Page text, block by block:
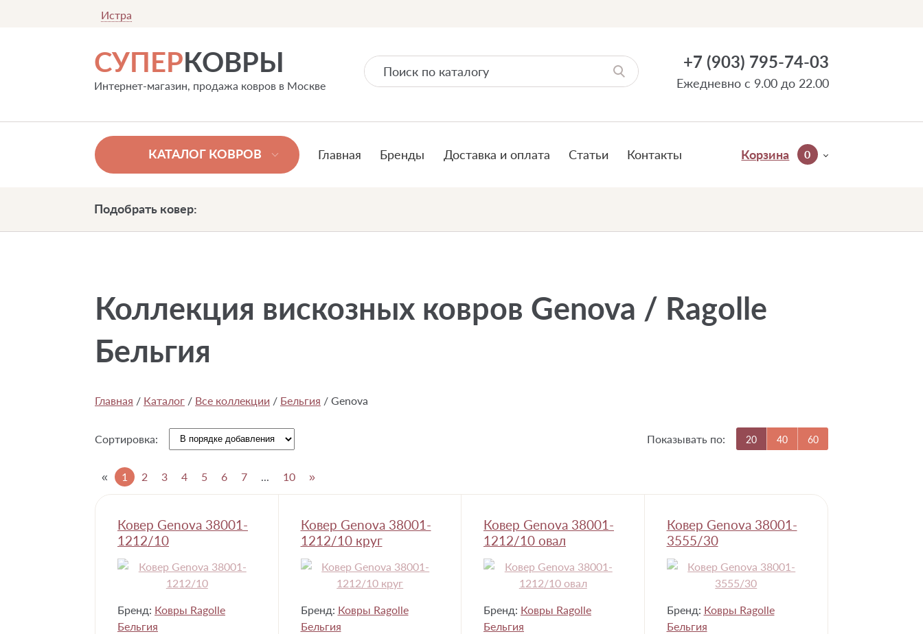
Истра
СУПЕРКОВРЫ
Интернет-магазин, продажа ковров в Москве
+7 (903) 795-74-03
Ежедневно с 9.00 до 22.00
КАТАЛОГ КОВРОВ Главная Бренды Доставка и оплата Статьи Контакты Корзина 0
Подобрать ковер:
Коллекция вискозных ковров Genova / Ragolle
Бельгия
Главная / Каталог / Все коллекции / Бельгия / Genova
Сортировка: Показывать по: 20 40 60
« 1 2 3 4 5 6 7 ... 10 »
Ковер Genova 38001-
1212/10
Бренд: Ковры Ragolle
Бельгия
Ковер Genova 38001-
1212/10 круг
Бренд: Ковры Ragolle
Бельгия
Ковер Genova 38001-
1212/10 овал
Бренд: Ковры Ragolle
Бельгия
Ковер Genova 38001-
3555/30
Бренд: Ковры Ragolle
Бельгия